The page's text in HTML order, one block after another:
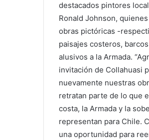
destacados pintores
Ronald Johnson,
obras pictóricas -
paisajes costeros,
alusivos a la Armada.
invitación de Collahuasi
nuevamente nuestras
retratan parte de lo que
costa, la Armada y la
representan para Chile.
una oportunidad para